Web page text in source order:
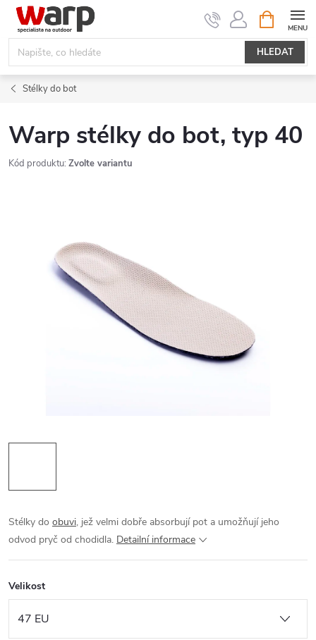
Přejít
obsah
HLEDAT
NÁKUPNÍ
KOŠÍK
Stélky do bot
Warp stélky do bot, typ 40
Kód produktu: Zvolte variantu
Stélky do obuvi, jež velmi dobře absorbují pot a umožňují jeho
odvod pryč od chodidla. Detailní informace
Velikost